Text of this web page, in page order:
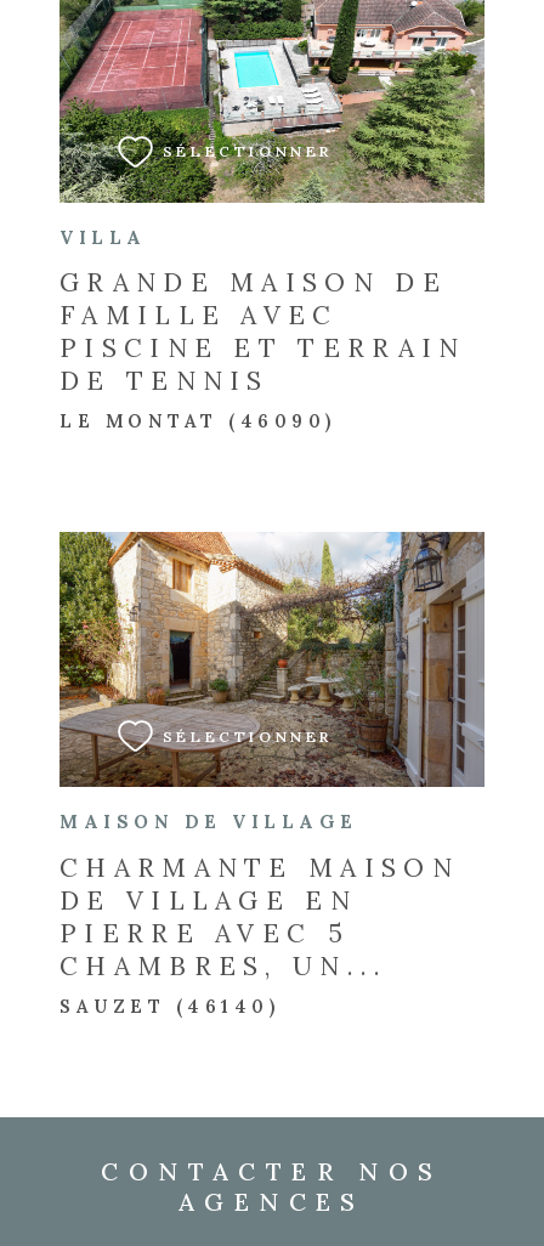
VILLA
GRANDE MAISON DE
FAMILLE AVEC
PISCINE ET TERRAIN
DE TENNIS
LE MONTAT (46090)
SÉLECTIONNER
VOIR LE BIEN
MAISON DE VILLAGE
CHARMANTE MAISON
DE VILLAGE EN
PIERRE AVEC 5
CHAMBRES, UN...
SAUZET (46140)
SÉLECTIONNER
VOIR LE BIEN
CONTACTER NOS
AGENCES